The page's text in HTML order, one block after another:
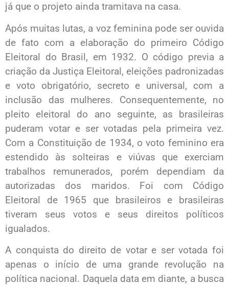
já que o projeto ainda tramitava na casa.
Após muitas lutas, a voz feminina pode ser ouvida
de fato com a elaboração do primeiro Código
Eleitoral do Brasil, em 1932. O código previa a
criação da Justiça Eleitoral, eleições padronizadas
e voto obrigatório, secreto e universal, com a
inclusão das mulheres. Consequentemente, no
pleito eleitoral do ano seguinte, as brasileiras
puderam votar e ser votadas pela primeira vez.
Com a Constituição de 1934, o voto feminino era
estendido às solteiras e viúvas que exerciam
trabalhos remunerados, porém dependiam da
autorizadas dos maridos. Foi com Código
Eleitoral de 1965 que brasileiros e brasileiras
tiveram seus votos e seus direitos políticos
igualados.
A conquista do direito de votar e ser votada foi
apenas o início de uma grande revolução na
política nacional. Daquela data em diante, a busca